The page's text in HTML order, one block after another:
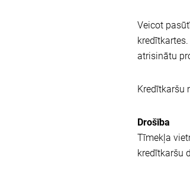
Veicot
atrisinātu
Kredītkaršu
Drošība
Tīmekļa
kredītkaršu